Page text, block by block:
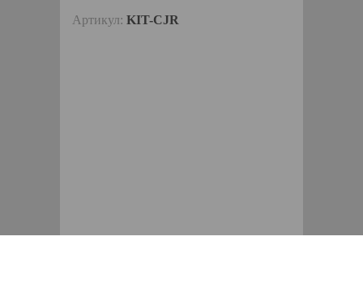
Артикул: KIT-CJR